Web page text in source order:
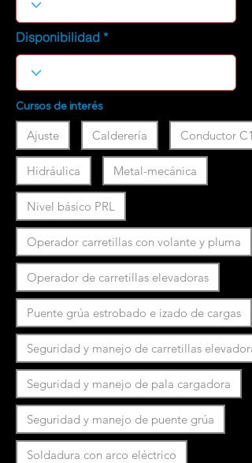
Disponibilidad
Cursos de interés
Ajuste Calderería Conductor C1
Hidráulica Metal-mecánica
Nivel básico PRL
Operador carretillas con volante y pluma
Operador de carretillas elevadoras
Puente grúa estrobado e izado de cargas
Seguridad y manejo de carretillas
Seguridad y manejo de pala cargadora
Seguridad y manejo de puente grúa
Soldadura con arco eléctrico